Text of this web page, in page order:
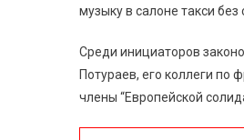
музыку в салоне такси без
Среди инициаторов
Потураев, его коллеги по
члены “Европейской